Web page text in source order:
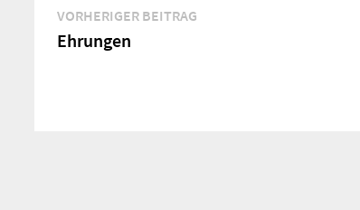
Beitragsnavigation
VORHERIGER BEITRAG
Ehrungen